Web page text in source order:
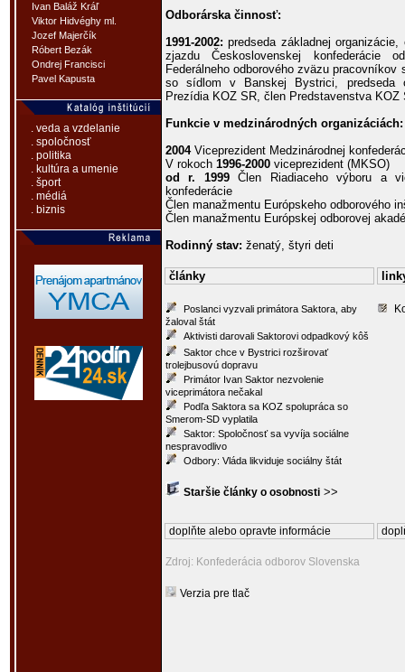
Ivan Baláž Kráľ
Viktor Hidvéghy ml.
Jozef Majerčík
Róbert Bezák
Ondrej Francisci
Pavel Kapusta
. veda a vzdelanie
. spoločnosť
. politika
. kultúra a umenie
. šport
. médiá
. biznis
Odborárska činnosť:
1991-2002: predseda základnej
zjazdu Československej konfederácie
Federálneho odborového zväzu
so sídlom v Banskej Bystrici, predseda
Prezídia KOZ SR, člen Predstavenstva KOZ
Funkcie v medzinárodných organizáciách:
2004Viceprezident Medzinárodnej
V rokoch 1996-2000 viceprezident (MKSO)
od r. 1999Člen Riadiaceho výboru a
konfederácie
Člen manažmentu Európskeho odborového
Člen manažmentu Európskej odborovej
Rodinný stav: ženatý, štyri deti
články
Poslanci vyzvali primátora Saktora, aby
žaloval štát
Aktivisti darovali Saktorovi odpadkový kôš
Saktor chce v Bystrici rozširovať
trolejbusovú dopravu
Primátor Ivan Saktor nezvolenie
viceprimátora nečakal
Podľa Saktora sa KOZ spolupráca so
Smerom-SD vyplatila
Saktor: Spoločnosť sa vyvíja sociálne
nespravodlivo
Odbory: Vláda likviduje sociálny štát
Staršie články o osobnosti >>
doplňte alebo opravte informácie
Zdroj: Konfederácia odborov Slovenska
Verzia pre tlač